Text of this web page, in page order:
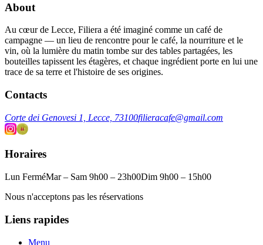
About
Au cœur de Lecce, Filiera a été imaginé comme un café de
campagne — un lieu de rencontre pour le café, la nourriture et le
vin, où la lumière du matin tombe sur des tables partagées, les
bouteilles tapissent les étagères, et chaque ingrédient porte en lui une
trace de sa terre et l'histoire de ses origines.
Contacts
Corte dei Genovesi 1, Lecce, 73100filieracafe@gmail.com
Horaires
Lun FerméMar – Sam 9h00 – 23h00Dim 9h00 – 15h00
Nous n'acceptons pas les réservations
Liens rapides
Menu